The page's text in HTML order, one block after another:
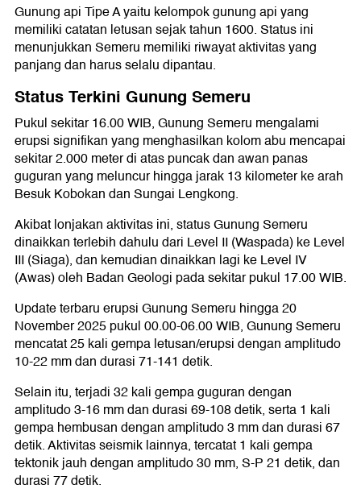
Gunung api Tipe A yaitu kelompok gunung api yang
memiliki catatan letusan sejak tahun 1600. Status ini
menunjukkan Semeru memiliki riwayat aktivitas yang
panjang dan harus selalu dipantau.
Status Terkini Gunung Semeru
Pukul sekitar 16.00 WIB, Gunung Semeru mengalami
erupsi signifikan yang menghasilkan kolom abu mencapai
sekitar 2.000 meter di atas puncak dan awan panas
guguran yang meluncur hingga jarak 13 kilometer ke arah
Besuk Kobokan dan Sungai Lengkong.
Akibat lonjakan aktivitas ini, status Gunung Semeru
dinaikkan terlebih dahulu dari Level II (Waspada) ke Level
III (Siaga), dan kemudian dinaikkan lagi ke Level IV
(Awas) oleh Badan Geologi pada sekitar pukul 17.00 WIB.
Update terbaru erupsi Gunung Semeru hingga 20
November 2025 pukul 00.00-06.00 WIB, Gunung Semeru
mencatat 25 kali gempa letusan/erupsi dengan amplitudo
10-22 mm dan durasi 71-141 detik.
Selain itu, terjadi 32 kali gempa guguran dengan
amplitudo 3-16 mm dan durasi 69-108 detik, serta 1 kali
gempa hembusan dengan amplitudo 3 mm dan durasi 67
detik. Aktivitas seismik lainnya, tercatat 1 kali gempa
tektonik jauh dengan amplitudo 30 mm, S-P 21 detik, dan
durasi 77 detik.